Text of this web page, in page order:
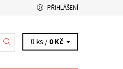
PŘIHLÁŠENÍ
0 ks /0 Kč